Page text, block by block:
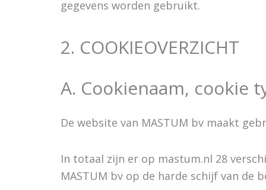
gegevens worden gebruikt.
2. COOKIEOVERZICHT
A. Cookienaam, cookie
De website van MASTUM bv maakt
In totaal zijn er op mastum.nl 28
MASTUM bv op de harde schijf van de